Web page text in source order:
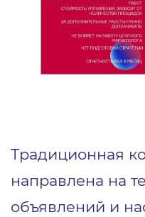
Традиционная
направлена на
объявлений и